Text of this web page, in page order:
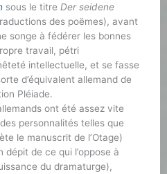
sous le titre Der seidene
des poëmes), avant
songe à fédérer les bonnes
travail, pétri
intellectuelle, et se fasse
d’équivalent allemand de
Pléiade.
ont été assez vite
personnalités telles que
le manuscrit de l’Otage)
de ce qui l’oppose à
du dramaturge),